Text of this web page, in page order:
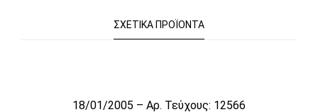
ΣΧΕΤΙΚΆ ΠΡΟΪΌΝΤΑ
Το αρχείο προσωρινά δεν είναι διαθέσιμο για πώληση
18/01/2005 – Αρ. Τεύχους: 12566